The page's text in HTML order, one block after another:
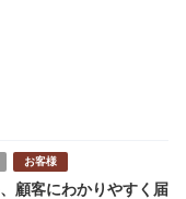
お客様
顧客にわかりやすく届